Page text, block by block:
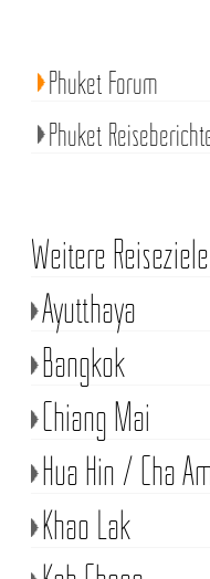
Phuket Forum
Phuket
Weitere Reiseziele
Ayutthaya
Bangkok
Chiang Mai
Hua Hin / Cha
Khao Lak